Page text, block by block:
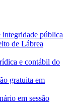
integridade pública
de Lábrea
e contábil do
gratuita em
em sessão